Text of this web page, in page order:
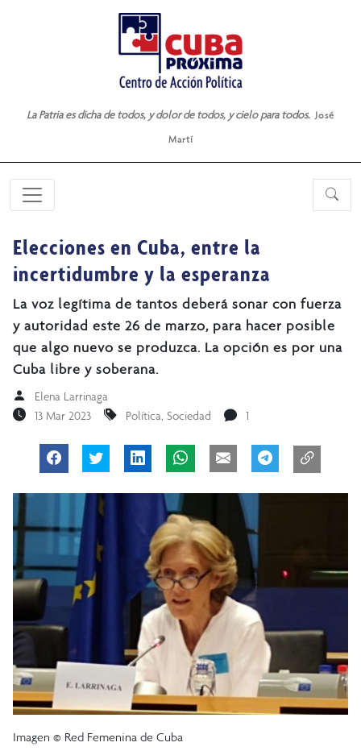
La Patria es dicha de todos, y dolor de todos, y cielo para todos. José
Martí
Elecciones en Cuba, entre la
incertidumbre y la esperanza
La voz legítima de tantos deberá sonar con fuerza
y autoridad este 26 de marzo, para hacer posible
que algo nuevo se produzca. La opción es por una
Cuba libre y soberana.
Elena Larrinaga
13 Mar 2023
Política, Sociedad 1
Imagen © Red Femenina de Cuba